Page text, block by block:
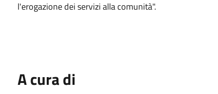
l'erogazione dei servizi alla comunità".
A cura di